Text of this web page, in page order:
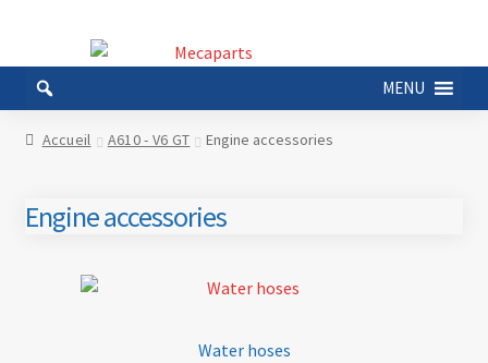
la
navigation
au
contenu
MENU
Accueil A610 - V6 GT Engine accessories
Engine accessories
Water hoses